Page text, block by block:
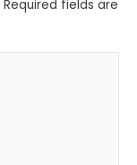
Required fields are